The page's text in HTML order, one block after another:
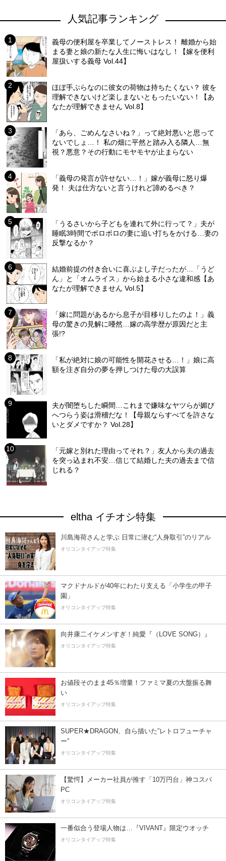
人気記事ランキング
義母の便利屋を卒業してノーストレス！ 離婚から始
まる妻と娘の新たな人生に悔いはなし！【嫁を便利
屋扱いする義母 Vol.44】
ほぼ手ぶらなのに彼女の荷物は持ちたくない？ 彼を
理解できないけど楽しまないともったいない！【あ
なたが理解できません Vol.8】
「あら、ごめんなさいね？」って絶対悪いと思って
ないでしょ…！ 私の畑に平然と踏み入る隣人…無
視？悪意？その行動にモヤモヤが止まらない
「義母の発言が許せない…！」嫁が義母に怒り爆
発！ 夫は仕方ないと言うけれど諦めるべき？
「うるさいから子どもを連れて外に行って？」夫が
睡眠3時間でボロボロの妻に追い打ちをかける…妻の
反撃なるか？
結婚前提の付き合いに喜ぶよし子だったが…「うど
ん」と「オムライス」から始まる小さな違和感【あ
なたが理解できません Vol.5】
「嫁に問題があるから息子が目移りしたのよ！」義
母の驚きの見解に唖然…嫁の高学歴が原因だと主
張!?
「私が絶対に娘の可能性を開花させる…！」娘に高
額を注ぎ自分の夢を押しつけた母の大誤算
夫が闇堕ちした瞬間…これまで嫌味なヤツらが媚び
へつらう姿は滑稽だな！【母親ならすべてを許さな
いとダメですか？ Vol.28】
「元嫁と別れた理由ってそれ？」友人から夫の過去
を突っ込まれ不安…信じて結婚した夫の過去まで信
じれる？
eltha イチオシ特集
川島海荷さんと学ぶ 日常に潜む“人身取引”のリアル
オリコンタイアップ特集
マクドナルドが40年にわたり支える「小学生の甲子
園」
オリコンタイアップ特集
向井康二イケメンすぎ！純愛『（LOVE SONG）』
オリコンタイアップ特集
お値段そのまま45％増量！ファミマ夏の大盤振る舞
い
オリコンタイアップ特集
SUPER★DRAGON、自ら描いた”レトロフューチャ
ー”
オリコンタイアップ特集
【驚愕】メーカー社員が推す「10万円台」神コスパ
PC
オリコンタイアップ特集
一番似合う登場人物は…『VIVANT』限定ウオッチ
オリコンタイアップ特集